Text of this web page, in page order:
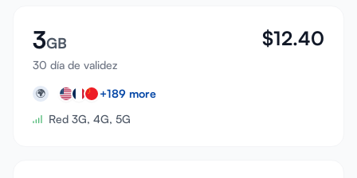
3GB
30 día de validez
$12.40
🌍 +189 more
Red 3G, 4G, 5G